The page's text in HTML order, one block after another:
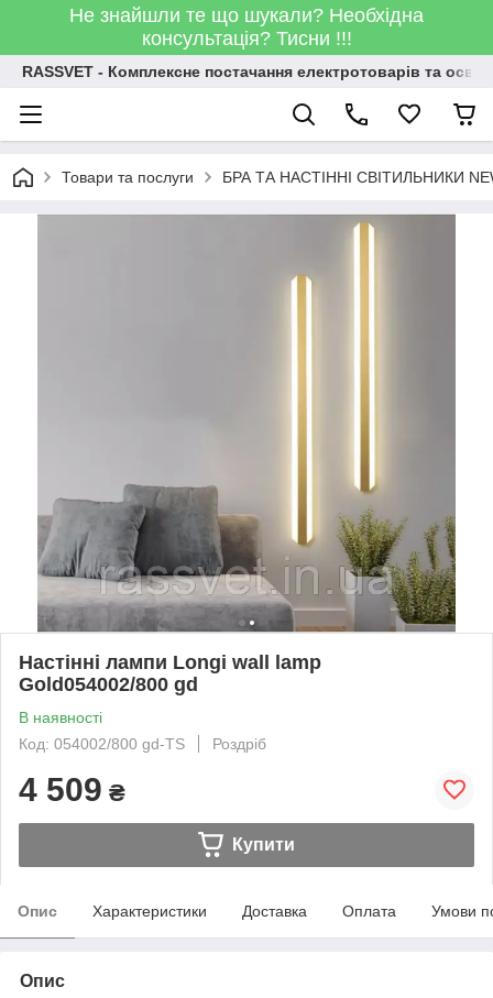
Не знайшли те що шукали? Необхідна
консультація? Тисни !!!
RASSVET - Комплексне постачання електротоварів та
Товари та послуги БРА ТА НАСТІННІ СВІТИЛЬНИКИ
Настінні лампи Longi wall lamp
Gold054002/800 gd
В наявності
Код: 054002/800 gd-TS
Роздріб
4 509 ₴
Купити
Опис Характеристики Доставка Оплата Умови
Опис